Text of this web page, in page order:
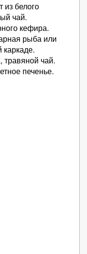
из белого
чай.
кефира.
рыба или
каркаде.
травяной чай.
печенье.